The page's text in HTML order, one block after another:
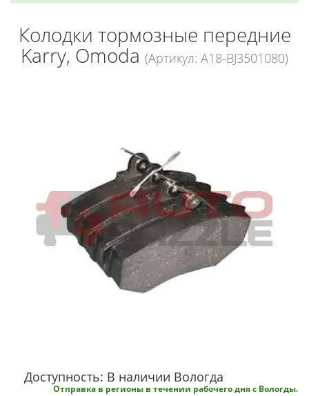
Колодки тормозные передние
Karry, Omoda (Артикул: A18-BJ3501080)
Доступность: В наличии Вологда
Отправка в регионы в течении рабочего дня с Вологды.